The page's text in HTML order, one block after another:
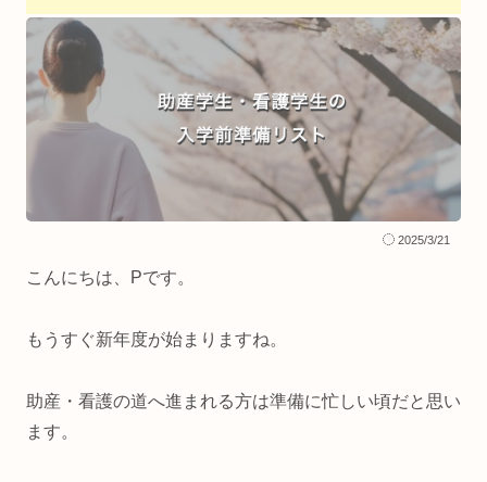
2025/3/21
こんにちは、 Pです。
もうすぐ新年度が始まりますね。
助産・看護の道へ進まれる方は準備に忙しい頃だと思い
ます。